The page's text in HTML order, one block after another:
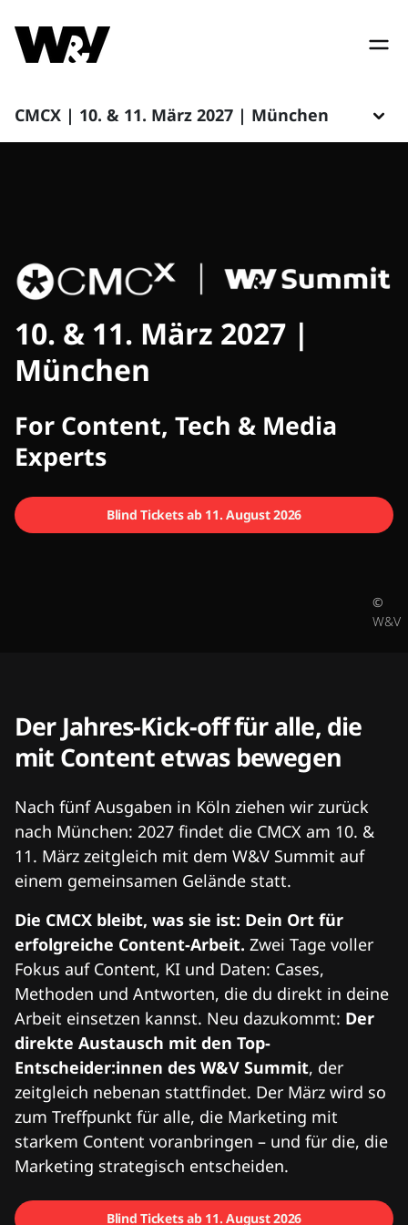
CMCX | 10. & 11. März 2027 | München
CMCX
10. & 11. März 2027 |
München
For Content, Tech & Media
Experts
Blind Tickets ab 11. August 2026
©
W&V
Der Jahres-Kick-off für alle, die
mit Content etwas bewegen
Nach fünf Ausgaben in Köln ziehen wir zurück
nach München: 2027 findet die CMCX am 10. &
11. März zeitgleich mit dem W&V Summit auf
einem gemeinsamen Gelände statt.
Die CMCX bleibt, was sie ist: Dein Ort für
erfolgreiche Content-Arbeit. Zwei Tage voller
Fokus auf Content, KI und Daten: Cases,
Methoden und Antworten, die du direkt in deine
Arbeit einsetzen kannst. Neu dazukommt: Der
direkte Austausch mit den Top-
Entscheider:innen des W&V Summit, der
zeitgleich nebenan stattfindet. Der März wird so
zum Treffpunkt für alle, die Marketing mit
starkem Content voranbringen – und für die, die
Marketing strategisch entscheiden.
Blind Tickets ab 11. August 2026